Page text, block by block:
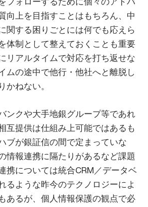
向上を目指すことはもちろん、中
関する困りごとには何でも応えら
体制として整えておくことも重要
リアルタイムで対応を打ち返せな
ムの途中で他行・他社へと離脱し
かねない。
ンクや大手地銀グループ等であれ
互提供は仕組み上可能ではあるも
ブが銀証信の間で定まっていな
情報連携に隔たりがあるなど課題
携については統合CRM／データベ
るような昨今のテクノロジーによ
あるが、個人情報保護の観点で必